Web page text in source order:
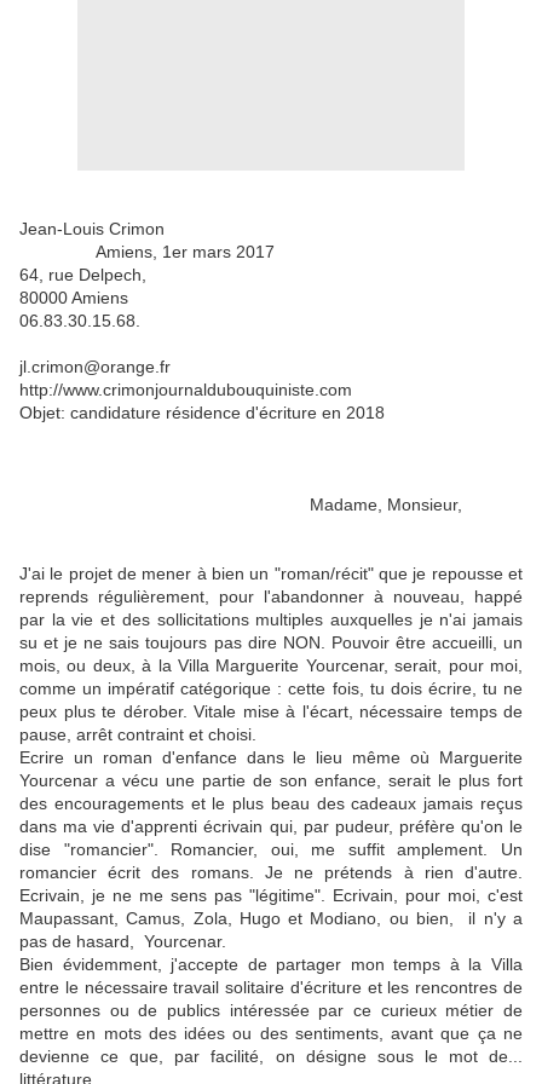
Jean-Louis Crimon
Amiens, 1er mars 2017
64, rue Delpech,
80000 Amiens
06.83.30.15.68.
jl.crimon@orange.fr
http://www.crimonjournaldubouquiniste.com
Objet: candidature résidence d'écriture en 2018
Madame, Monsieur,
J'ai le projet de mener à bien un "roman/récit" que je repousse et
reprends régulièrement, pour l'abandonner à nouveau, happé
par la vie et des sollicitations multiples auxquelles je n'ai jamais
su et je ne sais toujours pas dire NON. Pouvoir être accueilli, un
mois, ou deux, à la Villa Marguerite Yourcenar, serait, pour moi,
comme un impératif catégorique : cette fois, tu dois écrire, tu ne
peux plus te dérober. Vitale mise à l'écart, nécessaire temps de
pause, arrêt contraint et choisi.
Ecrire un roman d'enfance dans le lieu même où Marguerite
Yourcenar a vécu une partie de son enfance, serait le plus fort
des encouragements et le plus beau des cadeaux jamais reçus
dans ma vie d'apprenti écrivain qui, par pudeur, préfère qu'on le
dise "romancier". Romancier, oui, me suffit amplement. Un
romancier écrit des romans. Je ne prétends à rien d'autre.
Ecrivain, je ne me sens pas "légitime". Ecrivain, pour moi, c'est
Maupassant, Camus, Zola, Hugo et Modiano, ou bien, il n'y a
pas de hasard, Yourcenar.
Bien évidemment, j'accepte de partager mon temps à la Villa
entre le nécessaire travail solitaire d'écriture et les rencontres de
personnes ou de publics intéressée par ce curieux métier de
mettre en mots des idées ou des sentiments, avant que ça ne
devienne ce que, par facilité, on désigne sous le mot de...
littérature.